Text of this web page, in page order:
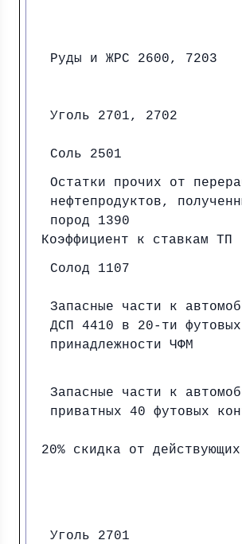
Руды и ЖРС 2600, 7203
Уголь 2701, 2702
Соль 2501
Остатки прочих от
нефтепродуктов,
пород 1390
Коэффициент к ставкам ТП
Солод 1107
Запасные части к
ДСП 4410 в 20-ти футовых
принадлежности ЧФМ
Запасные части к
приватных 40 футовых
20% скидка от
Уголь 2701